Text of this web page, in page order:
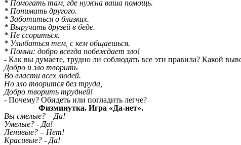
* Помогать там, где нужна ваша помощь.
* Понимать другого.
* Заботиться о близких.
* Выручать друзей в беде.
* Не ссориться.
* Улыбаться тем, с кем общаешься.
* Помни: добро всегда побеждает зло!
- Как вы думаете, трудно ли соблюдать все эти правила? Какой
Добро и зло творить
Во власти всех людей.
Но зло творится без труда,
Добро творить трудней!
- Почему? Обидеть или погладить легче?
Физминутка. Игра «Да-нет».
Вы смелые? – Да!
Умелые? - Да!
Ленивые? – Нет!
Красивые? - Да!